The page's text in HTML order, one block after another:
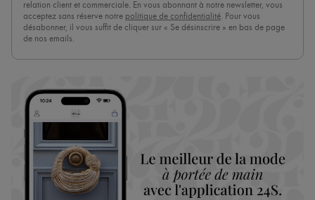
relation client et commerciale. En vous abonnant à notre newsletter, vous
acceptez sans réserve notre politique de confidentialité. Pour vous
désabonner, il vous suffit de cliquer sur « Se désinscrire » en bas de page
de nos emails.